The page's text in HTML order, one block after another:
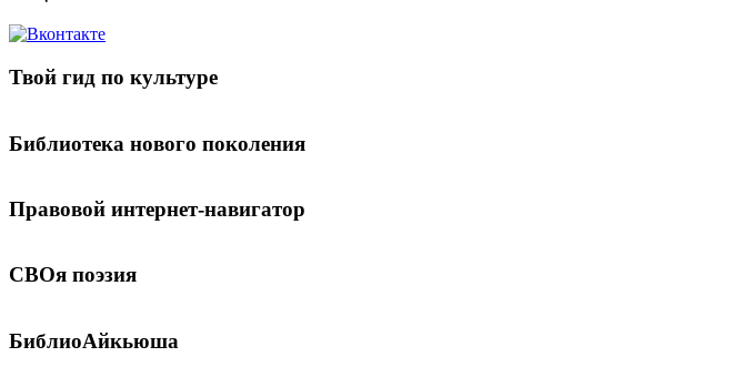
Твой гид по культуре
Библиотека нового поколения
Правовой интернет-навигатор
СВОя поэзия
БиблиоАйкьюша